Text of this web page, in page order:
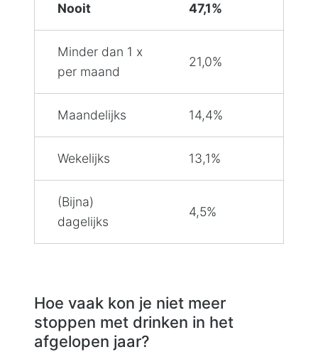
Nooit 47,1%
Minder dan 1 x
per maand
21,0%
Maandelijks 14,4%
Wekelijks 13,1%
(Bijna)
dagelijks
4,5%
Hoe vaak kon je niet meer
stoppen met drinken in het
afgelopen jaar?